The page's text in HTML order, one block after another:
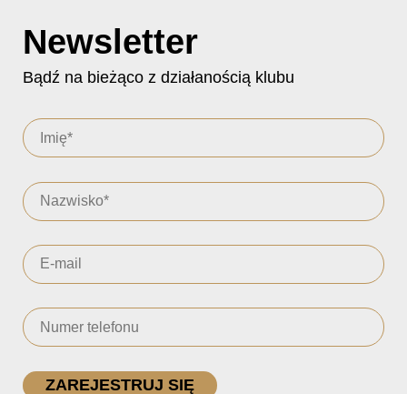
Newsletter
Bądź na bieżąco z działanością klubu